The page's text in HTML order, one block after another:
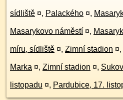
sídliště ¤, Palackého ¤,
Masarykovo náměstí ¤,
míru, sídliště ¤, Zimní stadion ¤,
Marka ¤, Zimní stadion ¤,
listopadu ¤, Pardubice, 17.